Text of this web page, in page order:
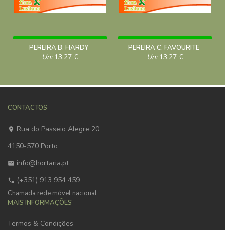
PEREIRA B. HARDY
Un: 13,27 €
PEREIRA C. FAVOURITE
Un: 13,27 €
CONTACTOS
Rua do Passeio Alegre 20
4150-570 Porto
info@hortaria.pt
(+351) 913 954 459
Chamada rede móvel nacional
MAIS INFORMAÇÕES
Termos & Condições